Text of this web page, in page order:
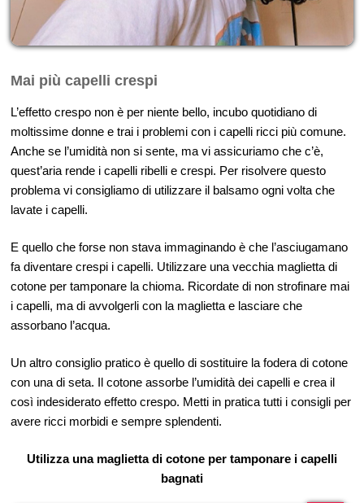
Mai più capelli crespi
L’effetto crespo non è per niente bello, incubo quotidiano di
moltissime donne e trai i problemi con i capelli ricci più comune.
Anche se l’umidità non si sente, ma vi assicuriamo che c’è,
quest’aria rende i capelli ribelli e crespi. Per risolvere questo
problema vi consigliamo di utilizzare il balsamo ogni volta che
lavate i capelli.
E quello che forse non stava immaginando è che l’asciugamano
fa diventare crespi i capelli. Utilizzare una vecchia maglietta di
cotone per tamponare la chioma. Ricordate di non strofinare mai
i capelli, ma di avvolgerli con la maglietta e lasciare che
assorbano l’acqua.
Un altro consiglio pratico è quello di sostituire la fodera di cotone
con una di seta. Il cotone assorbe l’umidità dei capelli e crea il
così indesiderato effetto crespo. Metti in pratica tutti i consigli per
avere ricci morbidi e sempre splendenti.
Utilizza una maglietta di cotone per tamponare i capelli
bagnati